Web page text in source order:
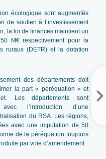
écologique sont augmentés
de soutien à l’investissement
la loi de finances maintient un
M€ respectivement pour la
ruraux (DETR) et la dotation
des départements doit
la part « péréquation » et
Les départements sont
l’introduction d’une
du RSA. Les régions,
avec une imputation de 50
de la péréquation toujours
par voie d’amendement.